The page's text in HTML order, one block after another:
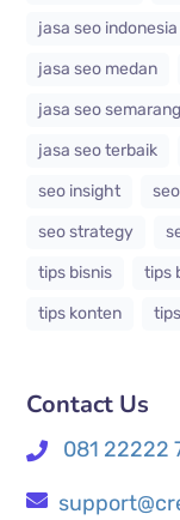
jasa seo indonesia
jasa seo medan
jasa seo semarang
jasa seo terbaik
seo insight
seo strategy
tips bisnis
tips
tips konten
Contact Us
081 22222